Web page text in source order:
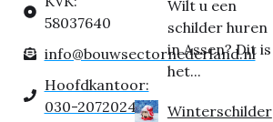
58037640
info@bouwsectornederland.nl
Hoofdkantoor:
030-2072024
Wilt u een
schilder huren
in Assen? Dit is
het...
Winterschilder